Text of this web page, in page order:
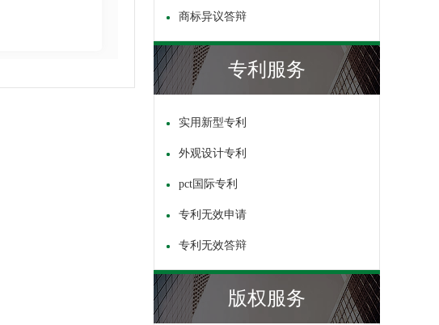
商标异议答辩
专利服务
实用新型专利
外观设计专利
pct国际专利
专利无效申请
专利无效答辩
版权服务